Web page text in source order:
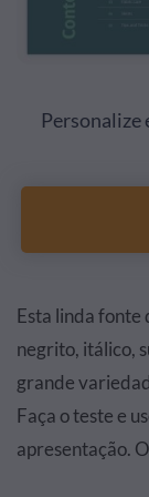
Personalize
Esta linda fonte
negrito, itálico,
grande
Faça o teste e
apresentação.